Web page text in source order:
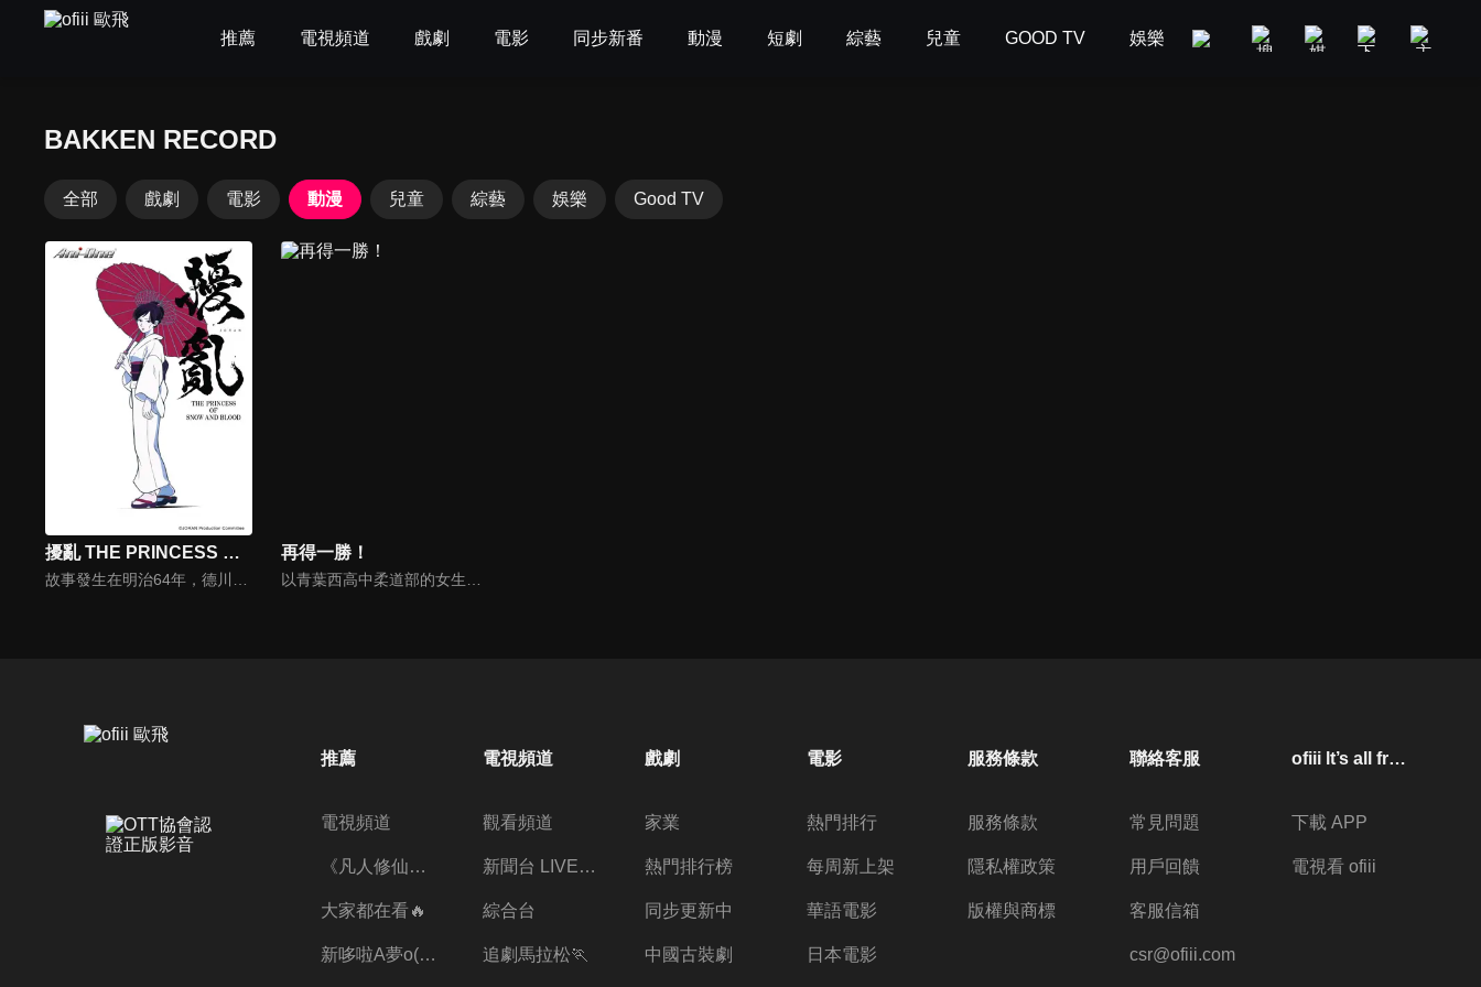
推薦 電視頻道 戲劇 電影 同步新番 動漫 短劇 綜藝 兒童 GOOD TV 娛樂 美食旅遊 新聞政論
BAKKEN RECORD
全部 戲劇 電影 動漫 兒童 綜藝 娛樂 Good TV
擾亂 THE PRINCESS OF SNOW AND BLOOD 再得一勝！
推薦
電視頻道
《凡人修仙傳》第五季全新開播✨
大家都在看🔥
新哆啦A夢o((ﾐﾟｴﾟﾐ))o
電視頻道
觀看頻道
新聞台 LIVE 直播
綜合台
追劇馬拉松🏃
戲劇
家業
熱門排行榜
同步更新中
中國古裝劇
電影
熱門排行
每周新上架
華語電影
日本電影
服務條款
服務條款
隱私權政策
版權與商標
聯絡客服
常見問題
用戶回饋
客服信箱
csr@ofiii.com
ofiii lt’s all free
下載 APP
電視看 ofiii